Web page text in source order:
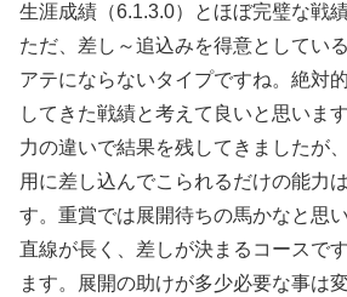
生涯成績（6.1.3.0）とほぼ完璧な戦
ただ、差し～追込みを得意としてい
アテにならないタイプですね。絶対
してきた戦績と考えて良いと思いま
力の違いで結果を残してきましたが
用に差し込んでこられるだけの能力
す。重賞では展開待ちの馬かなと思
直線が長く、差しが決まるコースで
ます。展開の助けが多少必要な事は